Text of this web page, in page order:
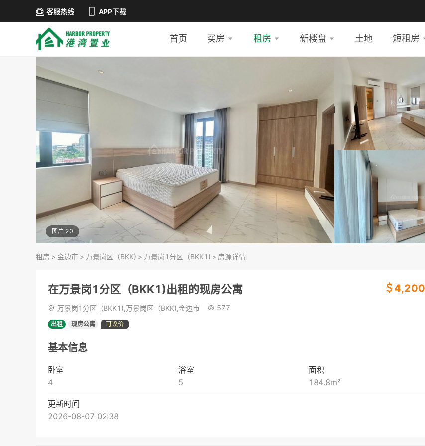
客服热线 APP下载
首页 买房 租房 新楼盘 土地 短租房
图片 20
租房 > 金边市 > 万景岗区（BKK) > 万景岗1分区（BKK1) > 房源详情
在万景岗1分区（BKK1)出租的现房公寓 ＄ 4,200
万景岗1分区（BKK1),万景岗区（BKK),金边市 577
出租 现房公寓 可议价
基本信息
卧室
4
浴室
5
面积
184.8m²
更新时间
2026-08-07 02:38